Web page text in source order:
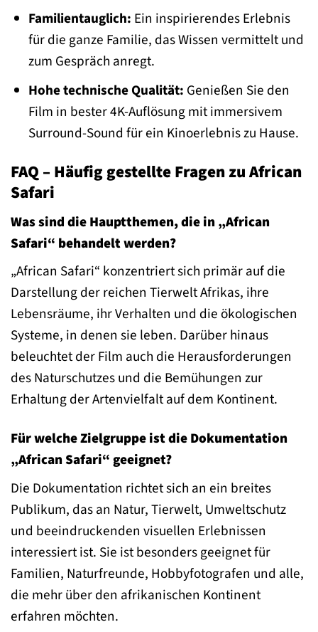
Familientauglich: Ein inspirierendes Erlebnis
für die ganze Familie, das Wissen vermittelt und
zum Gespräch anregt.
Hohe technische Qualität: Genießen Sie den
Film in bester 4K-Auflösung mit immersivem
Surround-Sound für ein Kinoerlebnis zu Hause.
FAQ – Häufig gestellte Fragen zu African
Safari
Was sind die Hauptthemen, die in „African
Safari“ behandelt werden?
„African Safari“ konzentriert sich primär auf die
Darstellung der reichen Tierwelt Afrikas, ihre
Lebensräume, ihr Verhalten und die ökologischen
Systeme, in denen sie leben. Darüber hinaus
beleuchtet der Film auch die Herausforderungen
des Naturschutzes und die Bemühungen zur
Erhaltung der Artenvielfalt auf dem Kontinent.
Für welche Zielgruppe ist die Dokumentation
„African Safari“ geeignet?
Die Dokumentation richtet sich an ein breites
Publikum, das an Natur, Tierwelt, Umweltschutz
und beeindruckenden visuellen Erlebnissen
interessiert ist. Sie ist besonders geeignet für
Familien, Naturfreunde, Hobbyfotografen und alle,
die mehr über den afrikanischen Kontinent
erfahren möchten.